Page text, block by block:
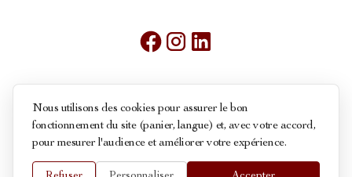
Conditions générales de ventes
Nous utilisons des cookies pour assurer le bon
fonctionnement du site (panier, langue) et, avec votre accord,
pour mesurer l'audience et améliorer votre expérience.